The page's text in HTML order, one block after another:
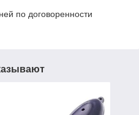
по договоренности